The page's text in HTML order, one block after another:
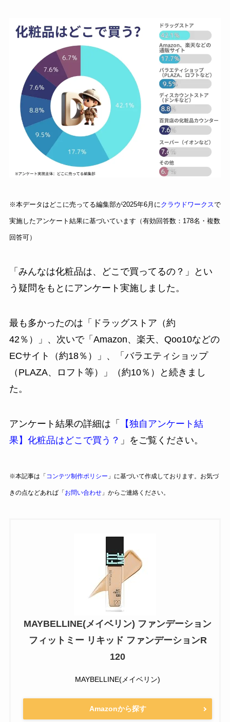
※本データはどこに売ってる編集部が2025年6月にクラウドワークスで
実施したアンケート結果に基づいています（有効回答数：178名・複数
回答可）
「みんなは化粧品は、どこで買ってるの？」とい
う疑問をもとにアンケート実施しました。
最も多かったのは「ドラッグストア（約
42％）」、次いで「Amazon、楽天、Qoo10などの
ECサイト（約18％）」、「バラエティショップ
（PLAZA、ロフト等）」（約10％）と続きまし
た。
アンケート結果の詳細は「
【独自アンケート結
果】化粧品はどこで買う？ 」をご覧ください。
※本記事は「 コンテツ制作ポリシー 」に基づいて作成しております。お気づ
きの点などあれば「お問い合わせ」からご連絡ください。
MAYBELLINE(メイベリン) ファンデーション
フィットミー リキッド ファンデーションR
120
MAYBELLINE(メイベリン)
Amazonから探す